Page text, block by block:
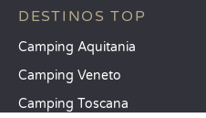
DESTINOS TOP
Camping Aquitania
Camping Veneto
Camping Toscana